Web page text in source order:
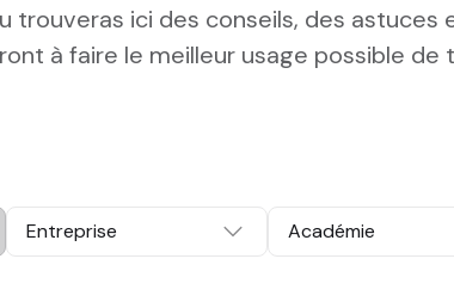
trouveras ici des conseils, des astuces
à faire le meilleur usage possible de
Entreprise Académie